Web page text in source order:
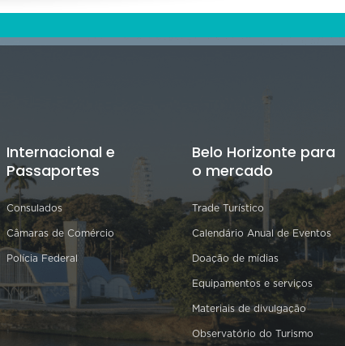
Internacional e
Passaportes
Consulados
Câmaras de Comércio
Polícia Federal
Belo Horizonte para
o mercado
Trade Turístico
Calendário Anual de Eventos
Doação de mídias
Equipamentos e serviços
Materiais de divulgação
Observatório do Turismo